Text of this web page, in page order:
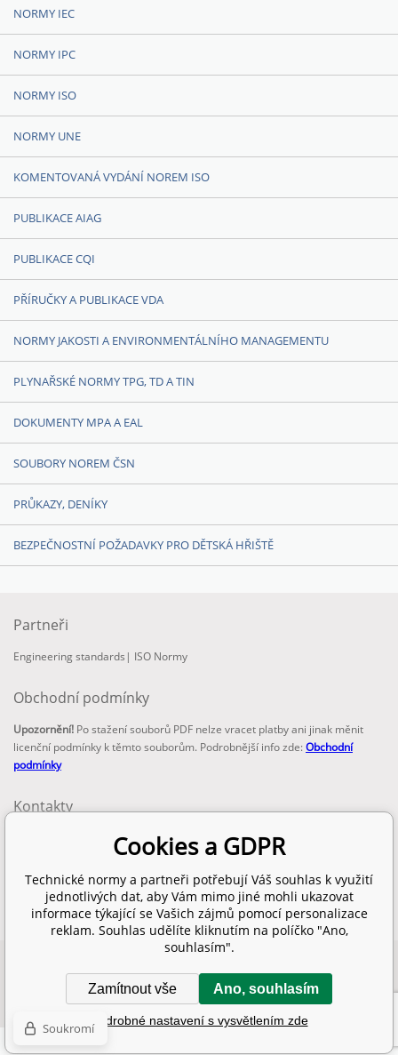
NORMY IEC
NORMY IPC
NORMY ISO
NORMY UNE
KOMENTOVANÁ VYDÁNÍ NOREM ISO
PUBLIKACE AIAG
PUBLIKACE CQI
PŘÍRUČKY A PUBLIKACE VDA
NORMY JAKOSTI A ENVIRONMENTÁLNÍHO MANAGEMENTU
PLYNAŘSKÉ NORMY TPG, TD A TIN
DOKUMENTY MPA A EAL
SOUBORY NOREM ČSN
PRŮKAZY, DENÍKY
BEZPEČNOSTNÍ POŽADAVKY PRO DĚTSKÁ HŘIŠTĚ
Partneři
Engineering standards | ISO Normy
Obchodní podmínky
Upozornění! Po stažení souborů PDF nelze vracet platby ani jinak měnit
licenční podmínky k těmto souborům. Podrobnější info zde:Obchodní
podmínky
Kontakty
info@technickenormy.cz
obchod@technickenormy.cz
Telefon:
+420 377 387 684
SITEMAP
Tvorba a pronájem eshopůBINARGON.cz
Cookies a GDPR
Technické normy a partneři potřebují Váš souhlas k využití
jednotlivých dat, aby Vám mimo jiné mohli ukazovat
informace týkající se Vašich zájmů pomocí personalizace
reklam. Souhlas udělíte kliknutím na políčko "Ano,
souhlasím".
Zamítnout vše Ano, souhlasím
Podrobné nastavení s vysvětlením zde
Soukromí